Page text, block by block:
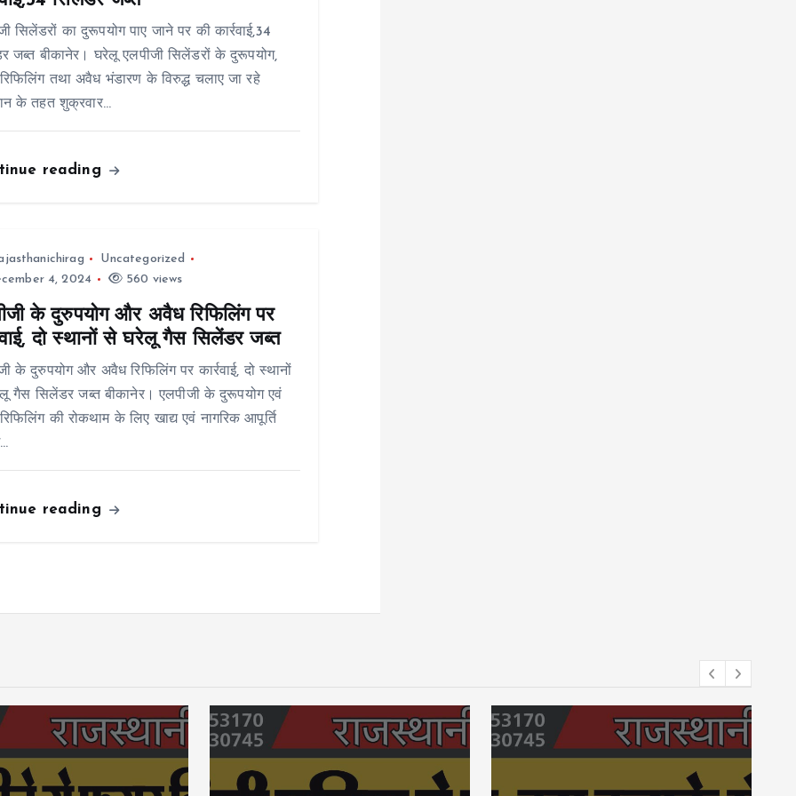
सिलेंडरों का दुरूपयोग पाए जाने पर की कार्रवाई,34
जब्त बीकानेर। घरेलू एलपीजी सिलेंडरों के दुरूपयोग,
तथा अवैध भंडारण के विरुद्ध चलाए जा रहे
के तहत शुक्रवार…
reading
Uncategorized
4, 2024
560 views
के दुरुपयोग और अवैध रिफिलिंग पर
दो स्थानों से घरेलू गैस सिलेंडर जब्त
के दुरुपयोग और अवैध रिफिलिंग पर कार्रवाई, दो स्थानों
गैस सिलेंडर जब्त बीकानेर। एलपीजी के दुरूपयोग एवं
की रोकथाम के लिए खाद्य एवं नागरिक आपूर्ति
reading